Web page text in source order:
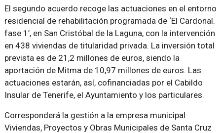
El segundo acuerdo recoge las actuaciones en el entorno
residencial de rehabilitación programada de ‘El Cardonal.
fase 1’, en San Cristóbal de la Laguna, con la intervención
en 438 viviendas de titularidad privada. La inversión total
prevista es de 21,2 millones de euros, siendo la
aportación de Mitma de 10,97 millones de euros. Las
actuaciones estarán, así, cofinanciadas por el Cabildo
Insular de Tenerife, el Ayuntamiento y los particulares.
Corresponderá la gestión a la empresa municipal
Viviendas, Proyectos y Obras Municipales de Santa Cruz